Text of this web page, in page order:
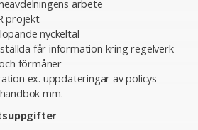
arbete
projekt
nyckeltal
får information kring regelverk
förmåner
ex. uppdateringar av policys
mm.